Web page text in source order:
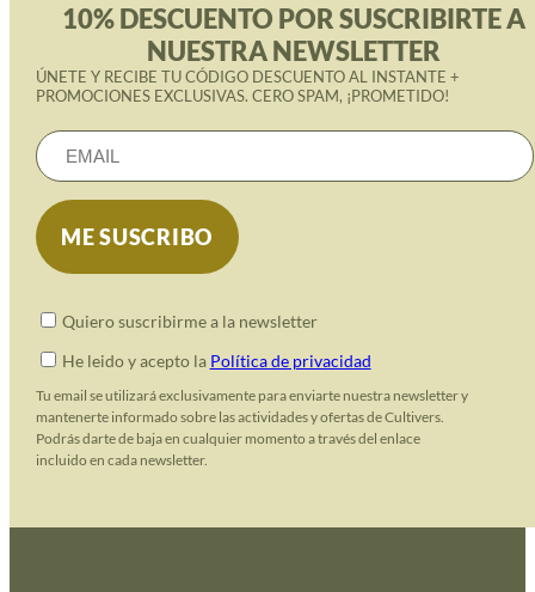
10% DESCUENTO POR SUSCRIBIRTE A
NUESTRA NEWSLETTER
ÚNETE Y RECIBE TU CÓDIGO DESCUENTO AL INSTANTE +
PROMOCIONES EXCLUSIVAS. CERO SPAM, ¡PROMETIDO!
Quiero suscribirme a la newsletter
He leido y acepto la Política de privacidad
Tu email se utilizará exclusivamente para enviarte nuestra newsletter y
mantenerte informado sobre las actividades y ofertas de Cultivers.
Podrás darte de baja en cualquier momento a través del enlace
incluido en cada newsletter.